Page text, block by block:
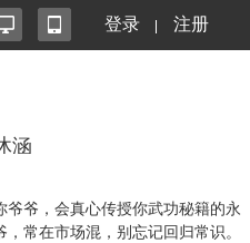
登录 注册
涵
爷爷，会真心传授你武功秘籍的永
常在市场混，别忘记回归常识。